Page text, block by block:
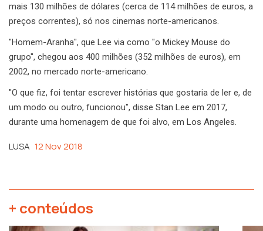
mais 130 milhões de dólares (cerca de 114 milhões de euros, a
preços correntes), só nos cinemas norte-americanos.
"Homem-Aranha", que Lee via como "o Mickey Mouse do
grupo", chegou aos 400 milhões (352 milhões de euros), em
2002, no mercado norte-americano.
"O que fiz, foi tentar escrever histórias que gostaria de ler e, de
um modo ou outro, funcionou", disse Stan Lee em 2017,
durante uma homenagem de que foi alvo, em Los Angeles.
LUSA 12 Nov 2018
+ conteúdos